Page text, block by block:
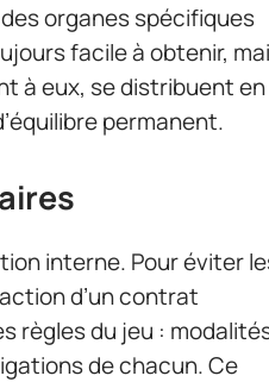
organes spécifiques
facile à obtenir,
à eux, se distribuent en
permanent.
interne. Pour éviter
d’un contrat
règles du jeu :
de chacun. Ce